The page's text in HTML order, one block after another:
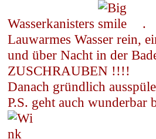
Wasserkanisters
.
Lauwarmes Wasser rein,
und über Nacht in der
ZUSCHRAUBEN !!!!
Danach gründlich
P.S. geht auch wunderbar